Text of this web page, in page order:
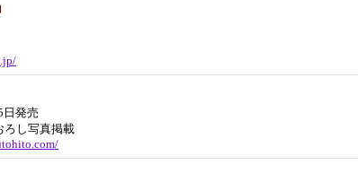
日発売
ろし写真掲載